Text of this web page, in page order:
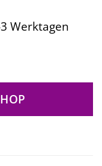
Werktagen